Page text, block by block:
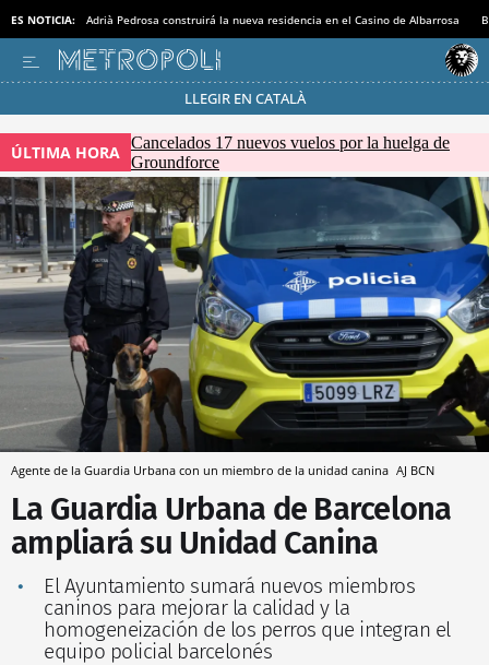
ES NOTICIA: Adrià Pedrosa construirá la nueva residencia en el Casino de Albarrosa
LLEGIR EN CATALÀ
Pásate al MODO AHORRO
ÚLTIMA HORA Cancelados 17 nuevos vuelos por la huelga de
Groundforce
Agente de la Guardia Urbana con un miembro de la unidad canina AJ BCN
La Guardia Urbana de Barcelona
ampliará su Unidad Canina
El Ayuntamiento sumará nuevos miembros
caninos para mejorar la calidad y la
homogeneización de los perros que integran el
equipo policial barcelonés